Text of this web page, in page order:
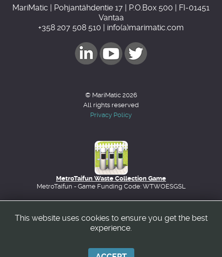
MariMatic | Pohjantähdentie 17 | P.O.Box 500 | FI-01451
Vantaa
+358 207 508 510 | info(a)marimatic.com
© MariMatic 2026
All rights reserved
Privacy Policy
MetroTaifun Waste Collection Game
MetroTaifun - Game Funding Code: WTWOESGSL
Back to top
This website uses cookies to ensure you get the best
experience.